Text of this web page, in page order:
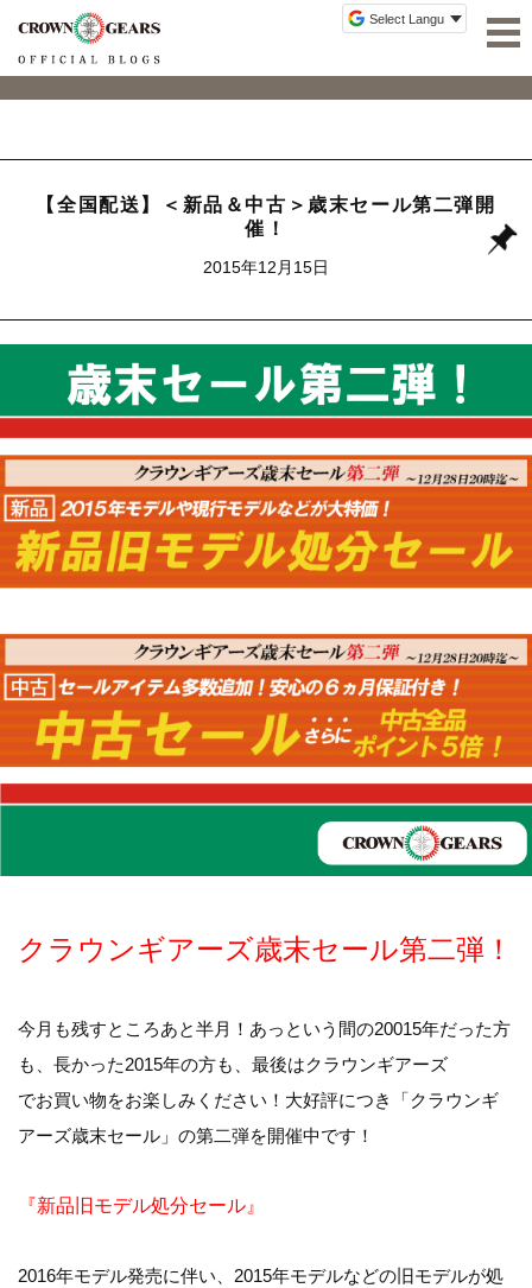
【全国配送】＜新品＆中古＞歳末セール第二弾開
催！
2015年12月15日
クラウンギアーズ歳末セール第二弾！
今月も残すところあと半月！あっという間の20015年だった方
も、長かった2015年の方も、最後はクラウンギアーズ
でお買い物をお楽しみください！大好評につき「クラウンギ
アーズ歳末セール」の第二弾を開催中です！
『新品旧モデル処分セール』
2016年モデル発売に伴い、2015年モデルなどの旧モデルが処